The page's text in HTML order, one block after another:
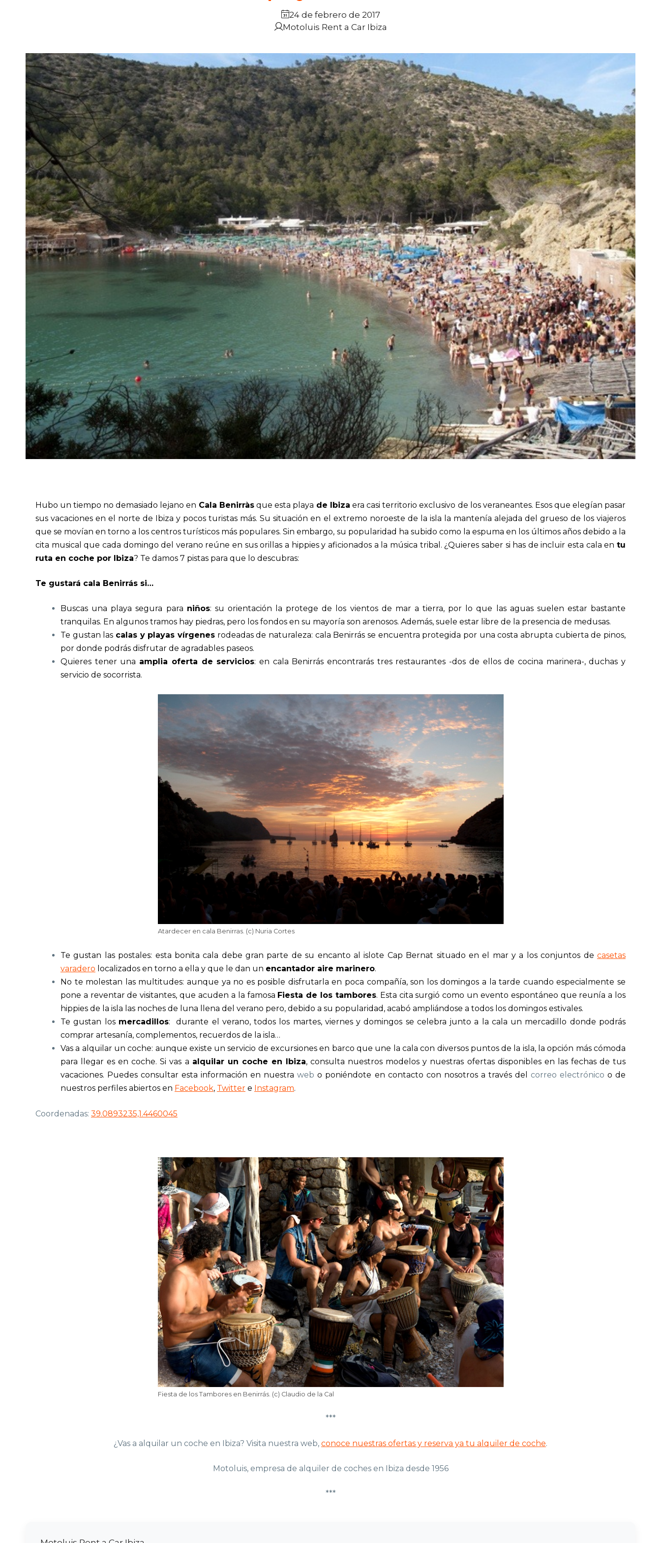
24 de febrero de 2017
Motoluis Rent a Car Ibiza
Hubo un tiempo no demasiado lejano en Cala Benirràsque esta playa de Ibiza era casi territorio exclusivo de los veraneantes. Esos que elegían pasar
sus vacaciones en el norte de Ibiza y pocos turistas más. Su situación en el extremo noroeste de la isla la mantenía alejada del grueso de los viajeros
que se movían en torno a los centros turísticos más populares. Sin embargo, su popularidad ha subido como la espuma en los últimos añosdebido a la
cita musical que cada domingo del verano reúne en sus orillas a hippies y aficionados a la música tribal. ¿Quieres saber si has de incluir esta cala en tu
ruta en coche por Ibiza? Te damos 7 pistas para que lo descubras:
Te gustará cala Benirrás si…
Buscas una playa segura para niños: su orientación la protege de los vientos de mar a tierra, por lo que las aguas suelen estar bastante
tranquilas. En algunos tramos hay piedras, pero los fondos en su mayoría son arenosos. Además, suele estar libre de la presencia de medusas.
Te gustan las calas y playas vírgenes rodeadas de naturaleza: cala Benirrás se encuentra protegida por una costa abrupta cubierta de pinos,
por donde podrás disfrutar de agradables paseos.
Quieres tener una amplia oferta de servicios: en cala Benirrás encontrarás tres restaurantes -dos de ellos de cocina marinera-, duchas y
servicio de socorrista.
Atardecer en cala Benirras. (c) Nuria Cortes
Te gustan las postales: esta bonita cala debe gran parte de su encanto al islote Cap Bernat situado en el mar y a los conjuntos decasetas
varadero localizados en torno a ella y que le dan un encantador aire marinero.
No te molestan las multitudes: aunque ya no es posible disfrutarla en poca compañía, son los domingos a la tarde cuando especialmente se
pone a reventar de visitantes, que acuden a la famosa Fiesta de los tambores. Esta cita surgió como un evento espontáneo que reunía a los
hippies de la isla las noches de luna llena del verano pero, debido a su popularidad, acabó ampliándose a todos los domingos estivales.
Te gustan los mercadillos: durante el verano, todos los martes, viernes y domingos se celebra junto a la cala un mercadillo donde podrás
comprar artesanía, complementos, recuerdos de la isla…
Vas a alquilar un coche: aunque existe un servicio de excursiones en barco que une la cala con diversos puntos de la isla, la opción más cómoda
para llegar es en coche. Si vas a alquilar un coche en Ibiza, consulta nuestros modelos y nuestras ofertas disponibles en las fechas de tus
vacaciones. Puedes consultar esta información en nuestraweb o poniéndote en contacto con nosotros a través del correo electrónico o de
nuestros perfiles abiertos en Facebook, Twitter e Instagram.
Coordenadas: 39.0893235,1.4460045
Fiesta de los Tambores en Benirrás. (c) Claudio de la Cal
***
¿Vas a alquilar un coche en Ibiza? Visita nuestra web, conoce nuestras ofertas y reserva ya tu alquiler de coche.
Motoluis, empresa de alquiler de coches en Ibiza desde 1956
***